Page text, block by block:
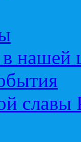
в нашей
славы